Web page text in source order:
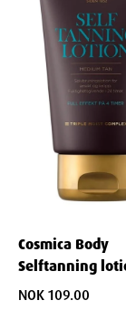
Glycerin
Cocamidopropyl
Decyl Glucoside
PEG-7 Glyceryl
Olive Oil Glycereth-8
PEG-120 Methyl
Citric Acid
Cosmica Body
Selftanning
150ml
NOK 109.00